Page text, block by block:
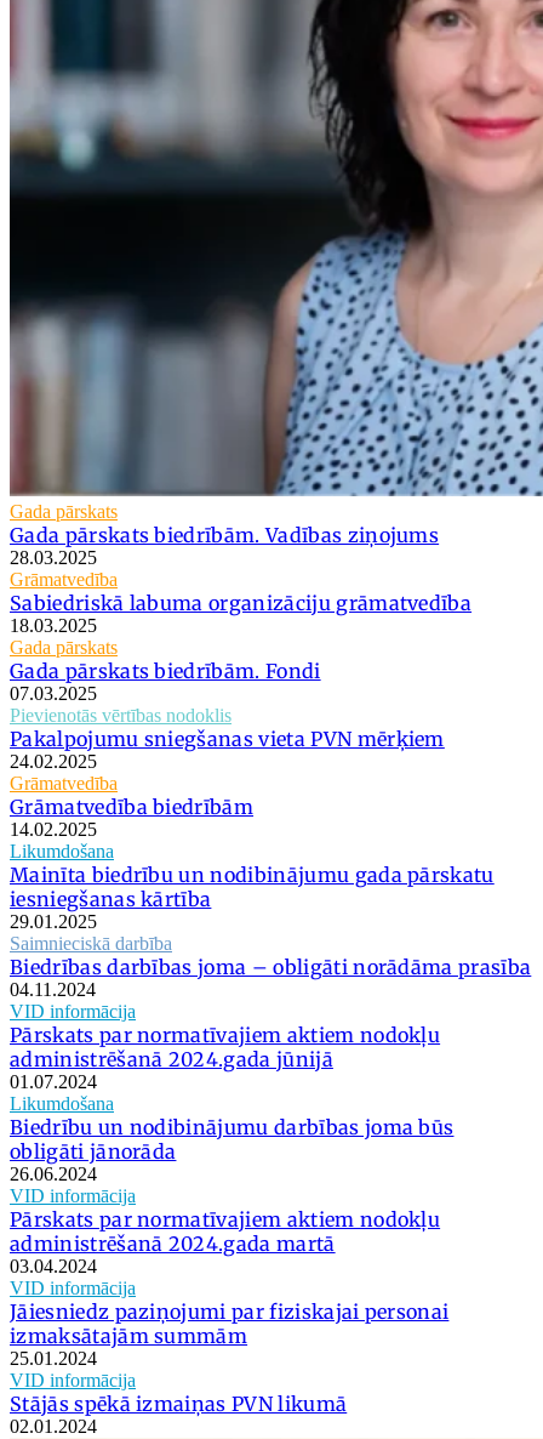
Gada pārskats
Gada pārskats biedrībām. Vadības ziņojums
28.03.2025
Grāmatvedība
Sabiedriskā labuma organizāciju grāmatvedība
18.03.2025
Gada pārskats
Gada pārskats biedrībām. Fondi
07.03.2025
Pievienotās vērtības nodoklis
Pakalpojumu sniegšanas vieta PVN mērķiem
24.02.2025
Grāmatvedība
Grāmatvedība biedrībām
14.02.2025
Likumdošana
Mainīta biedrību un nodibinājumu gada pārskatu
iesniegšanas kārtība
29.01.2025
Saimnieciskā darbība
Biedrības darbības joma – obligāti norādāma prasība
04.11.2024
VID informācija
Pārskats par normatīvajiem aktiem nodokļu
administrēšanā 2024.gada jūnijā
01.07.2024
Likumdošana
Biedrību un nodibinājumu darbības joma būs
obligāti jānorāda
26.06.2024
VID informācija
Pārskats par normatīvajiem aktiem nodokļu
administrēšanā 2024.gada martā
03.04.2024
VID informācija
Jāiesniedz paziņojumi par fiziskajai personai
izmaksātajām summām
25.01.2024
VID informācija
Stājās spēkā izmaiņas PVN likumā
02.01.2024